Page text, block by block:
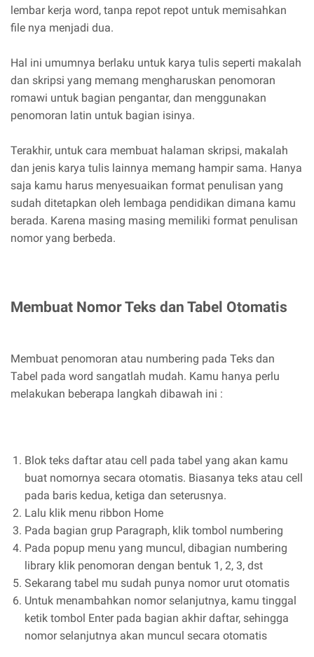
lembar kerja word, tanpa repot repot untuk memisahkan
file nya menjadi dua.
Hal ini umumnya berlaku untuk karya tulis seperti makalah
dan skripsi yang memang mengharuskan penomoran
romawi untuk bagian pengantar, dan menggunakan
penomoran latin untuk bagian isinya.
Terakhir, untuk cara membuat halaman skripsi, makalah
dan jenis karya tulis lainnya memang hampir sama. Hanya
saja kamu harus menyesuaikan format penulisan yang
sudah ditetapkan oleh lembaga pendidikan dimana kamu
berada. Karena masing masing memiliki format penulisan
nomor yang berbeda.
Membuat Nomor Teks dan Tabel Otomatis
Membuat penomoran atau numbering pada Teks dan
Tabel pada word sangatlah mudah. Kamu hanya perlu
melakukan beberapa langkah dibawah ini :
Blok teks daftar atau cell pada tabel yang akan kamu
buat nomornya secara otomatis. Biasanya teks atau cell
pada baris kedua, ketiga dan seterusnya.
Lalu klik menu ribbon Home
Pada bagian grup Paragraph, klik tombol numbering
Pada popup menu yang muncul, dibagian numbering
library klik penomoran dengan bentuk 1, 2, 3, dst
Sekarang tabel mu sudah punya nomor urut otomatis
Untuk menambahkan nomor selanjutnya, kamu tinggal
ketik tombol Enter pada bagian akhir daftar, sehingga
nomor selanjutnya akan muncul secara otomatis